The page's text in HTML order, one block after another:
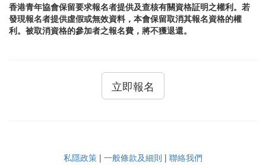
香港青年協會保留要求報名者提供及查核有關資格証明之權利。若
發現報名者提供虛假或無效資料，本會保留取消其報名資格的權
利。被取消資格的參加者之報名費，將不獲退還。
立即報名
私隱政策 | 一般條款及細則 | 聯絡我們